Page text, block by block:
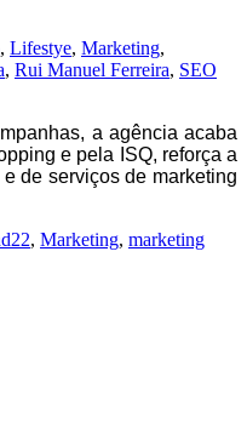
, Lifestye, Marketing,
, Rui Manuel Ferreira, SEO
a agência acaba
e pela ISQ, reforça a
de serviços de marketing
, Marketing, marketing